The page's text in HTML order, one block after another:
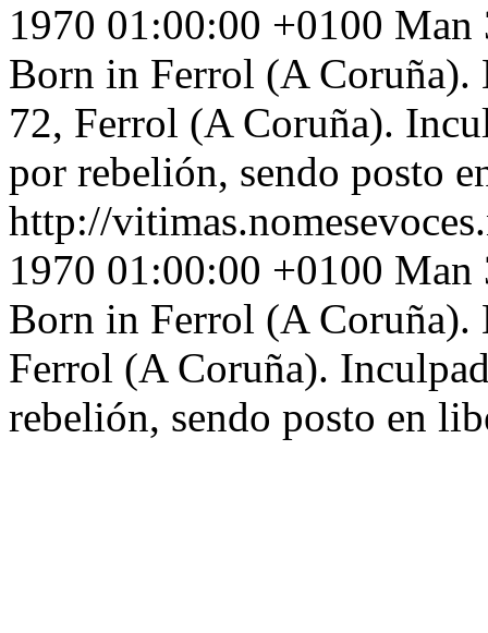
1970 01:00:00 +0100 Man
Born in Ferrol (A Coruña).
72, Ferrol (A Coruña).
por rebelión, sendo posto
http://
1970 01:00:00 +0100 Man
Born in Ferrol (A Coruña).
Ferrol (A Coruña).
rebelión, sendo posto en